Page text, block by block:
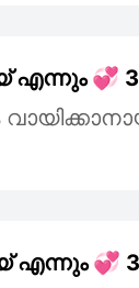
എന്നും 💞
എന്നും 💞